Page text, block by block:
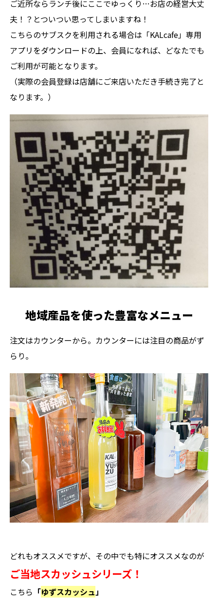
ご近所ならランチ後にここでゆっくり…お店の経営大丈
夫！？とついつい思ってしまいますね！
こちらのサブスクを利用される場合は「KALcafe」専用
アプリをダウンロードの上、会員になれば、どなたでも
ご利用が可能となります。
（実際の会員登録は店舗にご来店いただき手続き完了と
なります。）
地域産品を使った豊富なメニュー
注文はカウンターから。カウンターには注目の商品がず
らり。
どれもオススメですが、その中でも特にオススメなのが
ご当地スカッシュシリーズ！
こちら 「ゆずスカッシュ 」